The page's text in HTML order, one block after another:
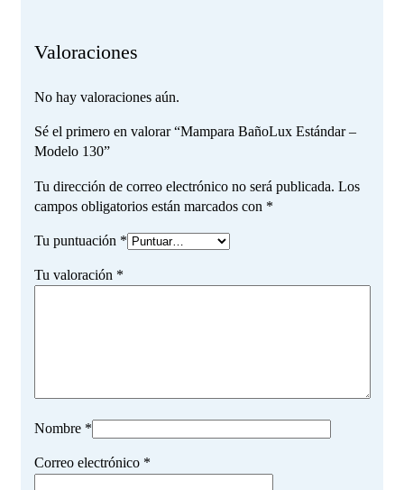
Valoraciones
No hay valoraciones aún.
Sé el primero en valorar “Mampara BañoLux Estándar –
Modelo 130”
Tu dirección de correo electrónico no será publicada. Los
campos obligatorios están marcados con *
Tu puntuación *
Tu valoración *
Nombre *
Correo electrónico *